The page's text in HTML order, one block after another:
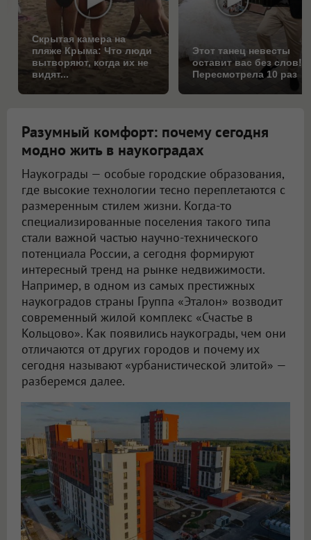
Скрытая камера на
пляже Крыма: Что люди
вытворяют, когда их не
видят...
Этот танец невесты
оставит вас без слов!
Пересмотрела 10 раз
Разумный комфорт: почему сегодня
модно жить в наукоградах
Наукограды — особые городские образования,
где высокие технологии тесно переплетаются с
размеренным стилем жизни. Когда-то
специализированные поселения такого типа
стали важной частью научно-технического
потенциала России, а сегодня формируют
интересный тренд на рынке недвижимости.
Например, в одном из самых престижных
наукоградов страны Группа «Эталон» возводит
современный жилой комплекс «Счастье в
Кольцово». Как появились наукограды, чем они
отличаются от других городов и почему их
сегодня называют «урбанистической элитой» —
разберемся далее.